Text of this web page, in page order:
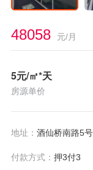
48058 元/月
5元/㎡*天
房源单价
地址： 酒仙桥南路5
付款方式： 押3付3